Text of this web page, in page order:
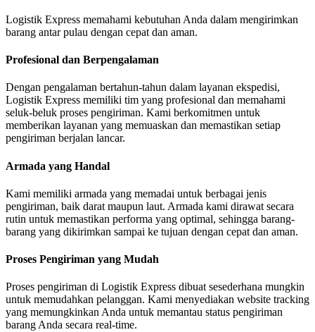
Logistik Express memahami kebutuhan Anda dalam mengirimkan
barang antar pulau dengan cepat dan aman.
Profesional dan Berpengalaman
Dengan pengalaman bertahun-tahun dalam layanan ekspedisi,
Logistik Express memiliki tim yang profesional dan memahami
seluk-beluk proses pengiriman. Kami berkomitmen untuk
memberikan layanan yang memuaskan dan memastikan setiap
pengiriman berjalan lancar.
Armada yang Handal
Kami memiliki armada yang memadai untuk berbagai jenis
pengiriman, baik darat maupun laut. Armada kami dirawat secara
rutin untuk memastikan performa yang optimal, sehingga barang-
barang yang dikirimkan sampai ke tujuan dengan cepat dan aman.
Proses Pengiriman yang Mudah
Proses pengiriman di Logistik Express dibuat sesederhana mungkin
untuk memudahkan pelanggan. Kami menyediakan website tracking
yang memungkinkan Anda untuk memantau status pengiriman
barang Anda secara real-time.